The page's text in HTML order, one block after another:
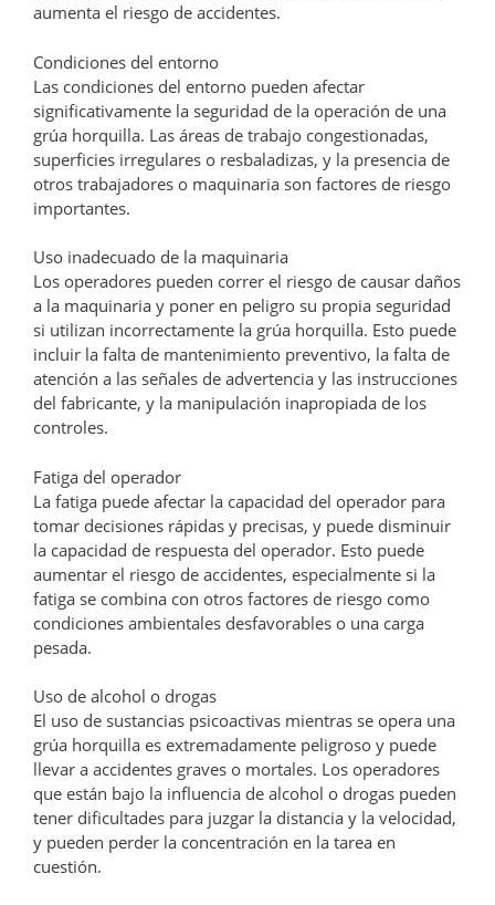
aumenta el riesgo de accidentes.
Condiciones del entorno
Las condiciones del entorno pueden afectar
significativamente la seguridad de la operación de una
grúa horquilla. Las áreas de trabajo congestionadas,
superficies irregulares o resbaladizas, y la presencia de
otros trabajadores o maquinaria son factores de riesgo
importantes.
Uso inadecuado de la maquinaria
Los operadores pueden correr el riesgo de causar daños
a la maquinaria y poner en peligro su propia seguridad
si utilizan incorrectamente la grúa horquilla. Esto puede
incluir la falta de mantenimiento preventivo, la falta de
atención a las señales de advertencia y las instrucciones
del fabricante, y la manipulación inapropiada de los
controles.
Fatiga del operador
La fatiga puede afectar la capacidad del operador para
tomar decisiones rápidas y precisas, y puede disminuir
la capacidad de respuesta del operador. Esto puede
aumentar el riesgo de accidentes, especialmente si la
fatiga se combina con otros factores de riesgo como
condiciones ambientales desfavorables o una carga
pesada.
Uso de alcohol o drogas
El uso de sustancias psicoactivas mientras se opera una
grúa horquilla es extremadamente peligroso y puede
llevar a accidentes graves o mortales. Los operadores
que están bajo la influencia de alcohol o drogas pueden
tener dificultades para juzgar la distancia y la velocidad,
y pueden perder la concentración en la tarea en
cuestión.